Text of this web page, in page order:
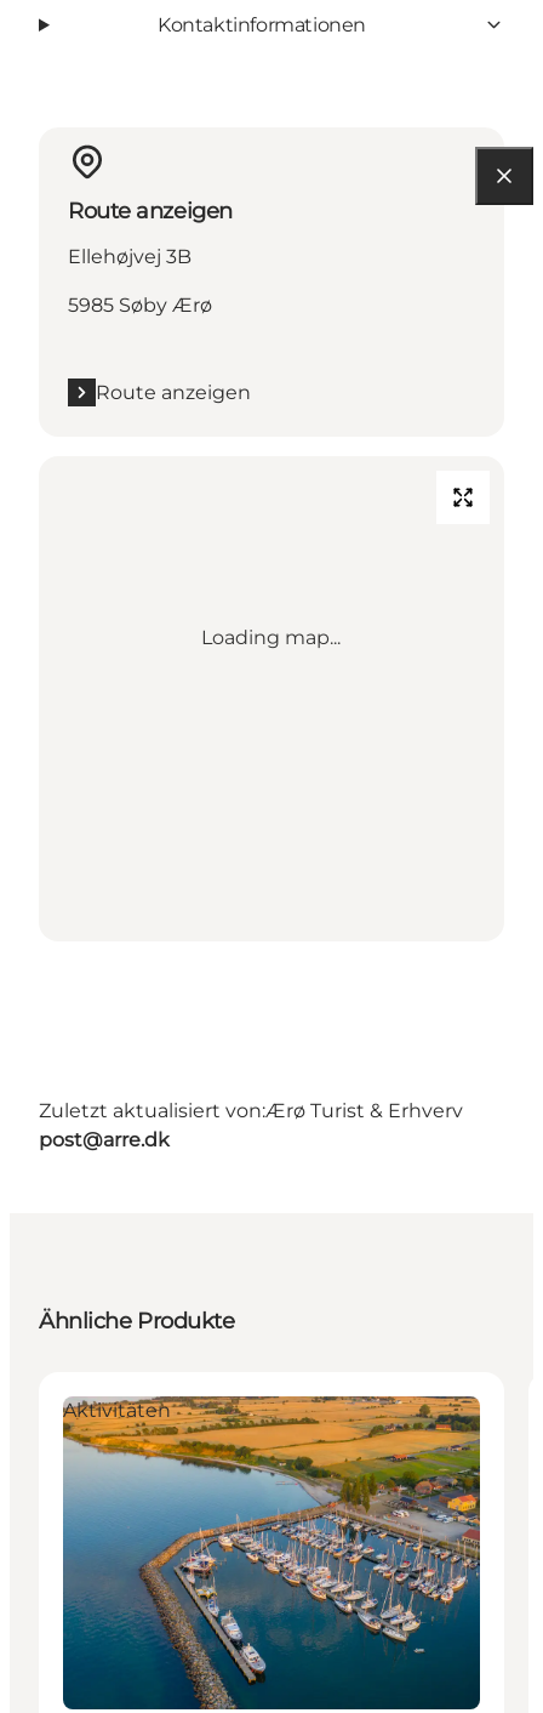
Kontaktinformationen
Route anzeigen
Ellehøjvej 3B
5985 Søby Ærø
Route anzeigen
Loading map...
Zuletzt aktualisiert von:Ærø Turist & Erhverv
post@arre.dk
Ähnliche Produkte
Aktivitäten